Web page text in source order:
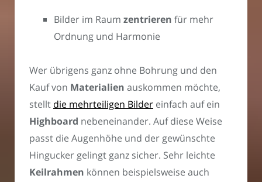
Bilder im Raum zentrieren für mehr
Ordnung und Harmonie
Wer übrigens ganz ohne Bohrung und den
Kauf von Materialien auskommen möchte,
stellt die mehrteiligen Bilder einfach auf ein
Highboard nebeneinander. Auf diese Weise
passt die Augenhöhe und der gewünschte
Hingucker gelingt ganz sicher. Sehr leichte
Keilrahmen können beispielsweise auch